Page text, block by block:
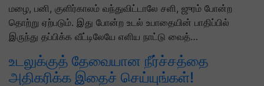
மழை, பனி, குளிர்காலம் வந்துவிட்டாலே சளி, ஜுரம் போன்ற
தொற்று ஏற்படும். இது போன்ற உடல் உபாதையின் பாதிப்பில்
இருந்து தப்பிக்க வீட்டிலேயே எளிய நாட்டு வைத்…
உடலுக்குத் தேவையான நீர்ச்சத்தை
அதிகரிக்க இதைச் செய்யுங்கள்!